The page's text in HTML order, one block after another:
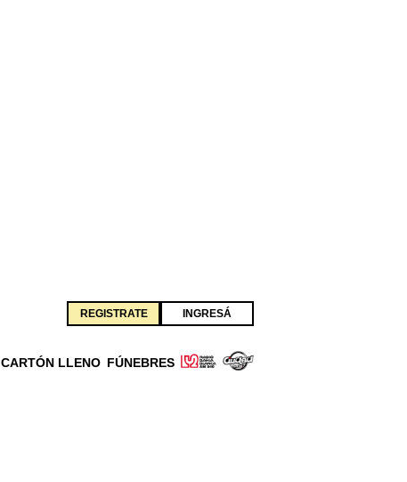
REGISTRATE INGRESÁ
CARTÓN LLENO FÚNEBRES